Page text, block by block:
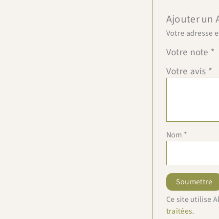
Ajouter un
Votre adresse
Votre note *
Votre avis *
Nom *
Ce site utilise
traitées.